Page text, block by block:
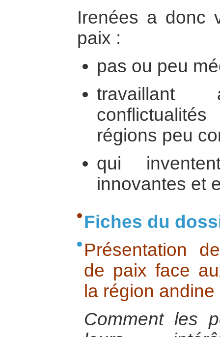
Irenées a donc
paix :
pas ou peu
régions peu
qui
innovantes et
Fiches du
Présentation
de paix face
la région
Comment les